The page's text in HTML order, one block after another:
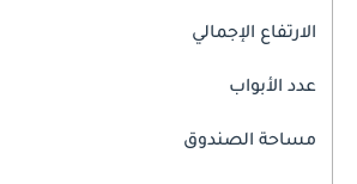
الارتفاع الإجمالي
عدد الأبواب
مساحة الصندوق